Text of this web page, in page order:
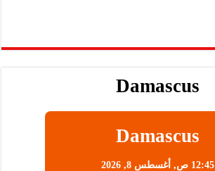
Damascus
Damascus
12:45 ص, أغسطس 8, 2026